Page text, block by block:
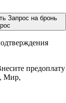
Запрос на бронь
предоплату
Мир,